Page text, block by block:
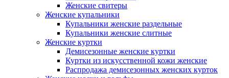
Женские свитеры
Женские купальники
Купальники женские раздельные
Купальники женские слитные
Женские куртки
Демисезонные женские куртки
Куртки из искусственной кожи женские
Распродажа демисезонных женских курток